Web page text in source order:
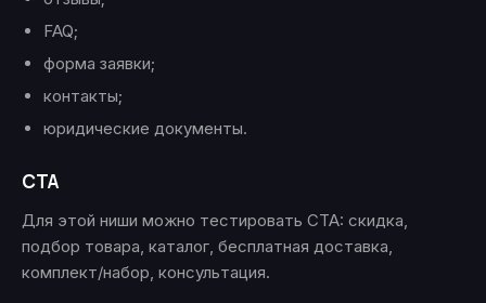
FAQ;
форма заявки;
контакты;
юридические документы.
CTA
Для этой ниши можно тестировать CTA: скидка,
подбор товара, каталог, бесплатная доставка,
комплект/набор, консультация.